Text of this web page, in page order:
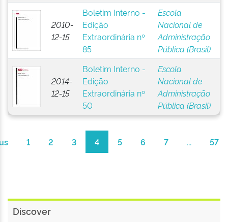
2010-
12-15
Boletim Interno -
Edição
Extraordinária nº
85
Escola
Nacional de
Administração
Pública (Brasil)
2014-
12-15
Boletim Interno -
Edição
Extraordinária nº
50
Escola
Nacional de
Administração
Pública (Brasil)
1 2 3 4 5 6 7 ... 57
Discover